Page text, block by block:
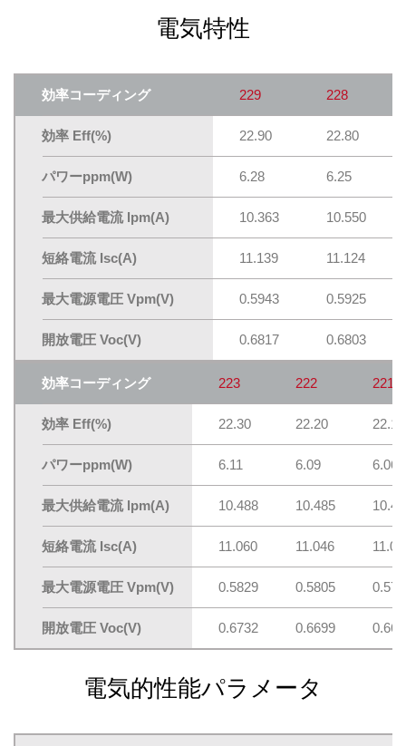
電気特性
効率コーディング 229 228
効率 Eff(%) 22.90 22.80
パワーppm(W) 6.28 6.25
最大供給電流 lpm(A) 10.363 10.550
短絡電流 Isc(A) 11.139 11.124
最大電源電圧 Vpm(V) 0.5943 0.5925
開放電圧 Voc(V) 0.6817 0.6803
効率コーディング 223 222 221
効率 Eff(%) 22.30 22.20 22.10
パワーppm(W) 6.11 6.09 6.06
最大供給電流 lpm(A) 10.488 10.485
短絡電流 Isc(A) 11.060 11.046
最大電源電圧 Vpm(V) 0.5829 0.5805
開放電圧 Voc(V) 0.6732 0.6699
電気的性能パラメータ